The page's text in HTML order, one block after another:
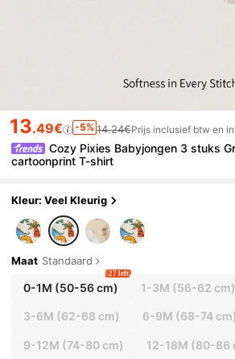
13.49€ -5% 14.24€Prijs inclusief btw en
Cozy Pixies Babyjongen 3 stuks
cartoonprint T-shirt
Kleur: Veel Kleurig
Maat Standaard
0-1M (50-56 cm)
27 left
1-3M (56-62 cm)
3-6M (62-68 cm) 6-9M (68-74 cm)
9-12M (74-80 cm) 12-18M (80-86